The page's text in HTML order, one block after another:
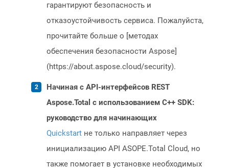
гарантируют безопасность и
отказоустойчивость сервиса. Пожалуйста,
прочитайте больше о [методах
обеспечения безопасности Aspose]
(https://about.aspose.cloud/security).
Начиная с API-интерфейсов REST
Aspose.Total с использованием C++ SDK:
руководство для начинающих
Quickstart не только направляет через
инициализацию API ASOPE.Total Cloud, но
также помогает в установке необходимых